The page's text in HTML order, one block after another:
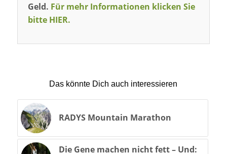
Geld. Für mehr Informationen klicken Sie
bitte HIER.
Das könnte Dich auch interessieren
RADYS Mountain Marathon
Die Gene machen nicht fett – Und: